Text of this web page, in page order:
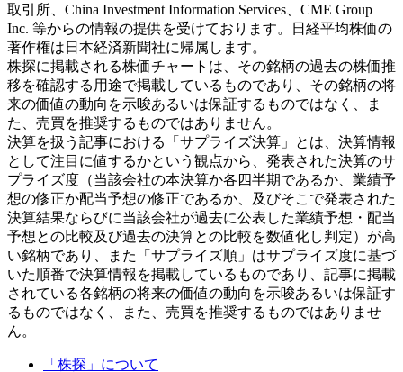
取引所、China Investment Information Services、CME Group
Inc. 等からの情報の提供を受けております。日経平均株価の
著作権は日本経済新聞社に帰属します。
株探に掲載される株価チャートは、その銘柄の過去の株価推
移を確認する用途で掲載しているものであり、その銘柄の将
来の価値の動向を示唆あるいは保証するものではなく、ま
た、売買を推奨するものではありません。
決算を扱う記事における「サプライズ決算」とは、決算情報
として注目に値するかという観点から、発表された決算のサ
プライズ度（当該会社の本決算か各四半期であるか、業績予
想の修正か配当予想の修正であるか、及びそこで発表された
決算結果ならびに当該会社が過去に公表した業績予想・配当
予想との比較及び過去の決算との比較を数値化し判定）が高
い銘柄であり、また「サプライズ順」はサプライズ度に基づ
いた順番で決算情報を掲載しているものであり、記事に掲載
されている各銘柄の将来の価値の動向を示唆あるいは保証す
るものではなく、また、売買を推奨するものではありませ
ん。
「株探」について